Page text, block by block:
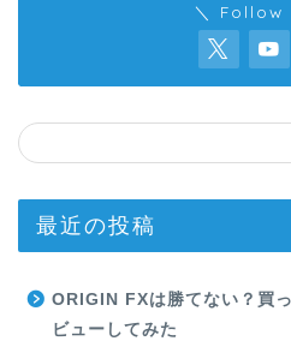
＼ Follow
最近の投稿
ORIGIN FXは勝てない？買
ビューしてみた